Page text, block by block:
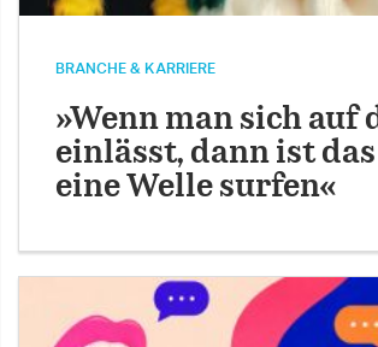
BRANCHE & KARRIERE
»Wenn man sich auf
einlässt, dann ist
eine Welle surfen«